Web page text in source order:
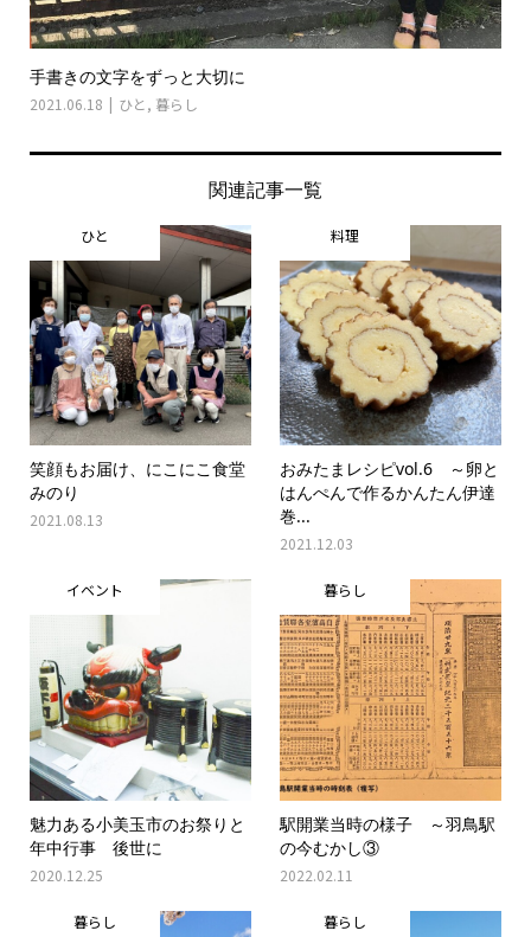
手書きの文字をずっと大切に
2021.06.18 ひと , 暮らし
関連記事一覧
ひと
笑顔もお届け、にこにこ食堂
みのり
2021.08.13
料理
おみたまレシピvol.6 ～卵と
はんぺんで作るかんたん伊達
巻...
2021.12.03
イベント
魅力ある小美玉市のお祭りと
年中行事 後世に
2020.12.25
暮らし
駅開業当時の様子 ～羽鳥駅
の今むかし③
2022.02.11
暮らし 暮らし